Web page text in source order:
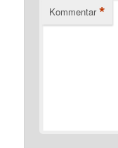
Kommentar *